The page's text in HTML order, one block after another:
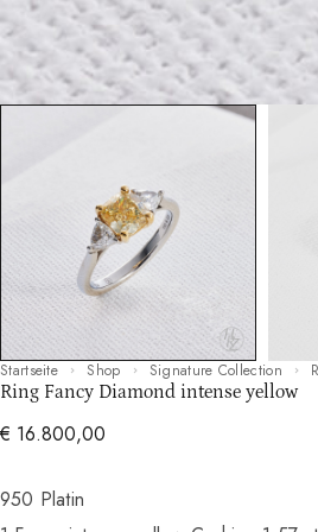
Startseite Shop Signature Collection
Ring Fancy Diamond intense yellow
€ 16.800,00
950 Platin